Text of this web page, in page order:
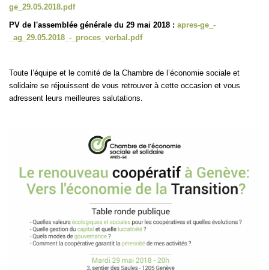
ge_29.05.2018.pdf
PV de l'assemblée générale du 29 mai 2018 : apres-ge_-
_ag_29.05.2018_-_proces_verbal.pdf
Toute l’équipe et le comité de la Chambre de l’économie sociale et
solidaire se réjouissent de vous retrouver à cette occasion et vous
adressent leurs meilleures salutations.